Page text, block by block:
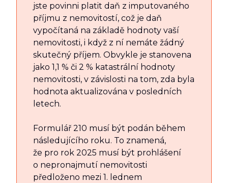
jste povinni platit daň z imputovaného
příjmu z nemovitostí, což je daň
vypočítaná na základě hodnoty vaší
nemovitosti, i když z ní nemáte žádný
skutečný příjem. Obvykle je stanovena
jako 1,1 % či 2 % katastrální hodnoty
nemovitosti, v závislosti na tom, zda byla
hodnota aktualizována v posledních
letech.
Formulář 210 musí být podán během
následujícího roku. To znamená,
že pro rok 2025 musí být prohlášení
o nepronajmutí nemovitosti
předloženo mezi 1. lednem